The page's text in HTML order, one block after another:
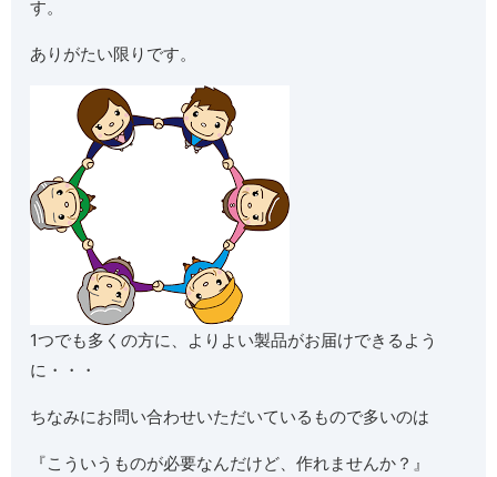
す。
ありがたい限りです。
1つでも多くの方に、よりよい製品がお届けできるよう
に・・・
ちなみにお問い合わせいただいているもので多いのは
『こういうものが必要なんだけど、作れませんか？』